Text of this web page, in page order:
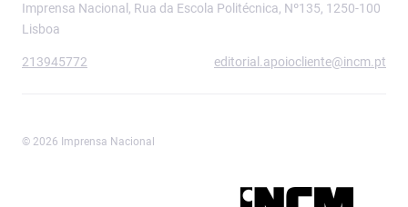
Imprensa Nacional, Rua da Escola Politécnica, Nº135, 1250-100
Lisboa
213945772 editorial.apoiocliente@incm.pt
© 2026 Imprensa Nacional